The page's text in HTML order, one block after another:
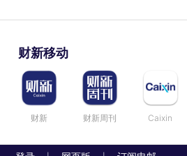
财新移动
财新 财新周刊 Caixin